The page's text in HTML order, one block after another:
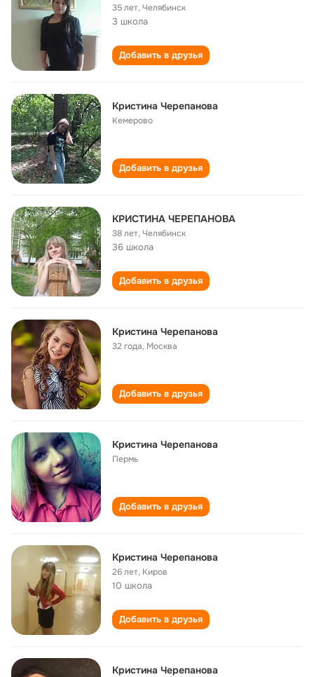
35 лет,Челябинск
3 школа
Добавить в друзья
Кристина Черепанова
Кемерово
Добавить в друзья
КРИСТИНА ЧЕРЕПАНОВА
38 лет,Челябинск
36 школа
Добавить в друзья
Кристина Черепанова
32 года, Москва
Добавить в друзья
Кристина Черепанова
Пермь
Добавить в друзья
Кристина Черепанова
26 лет, Киров
10 школа
Добавить в друзья
Кристина Черепанова